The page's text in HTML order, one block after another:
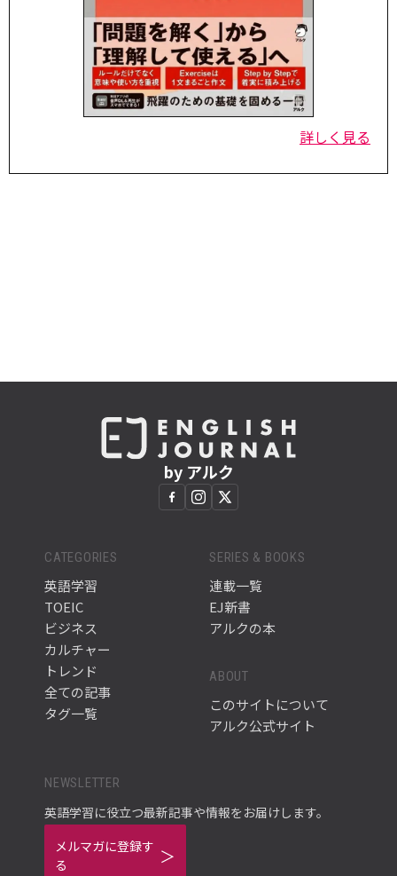
詳しく見る
by アルク
CATEGORIES
英語学習
TOEIC
ビジネス
カルチャー
トレンド
全ての記事
タグ一覧
SERIES & BOOKS
連載一覧
EJ新書
アルクの本
ABOUT
このサイトについて
アルク公式サイト
NEWSLETTER
英語学習に役立つ最新記事や情報をお届けします。
メルマガに登録す
る